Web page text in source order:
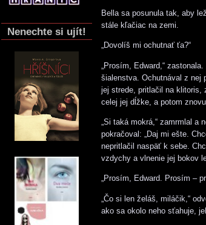
Nenechte si ujít!
Bella sa posunula tak, aby
stále kľačiac na zemi.
„Dovolíš mi ochutnať ťa?“
„Prosím, Edward,“
šialenstva. Ochutnával z nej
jej strede, pritlačil na klitoris,
celej jej dĺžke, a potom
„Si taká mokrá,“ zamrmlal
pokračoval: „Daj mi ešte.
nepritlačil naspäť k sebe.
vzdychy a vlnenie jej bokov
„Prosím, Edward. Prosím –
„Čo si len želáš, miláčik,“
ako sa okolo neho sťahuje,